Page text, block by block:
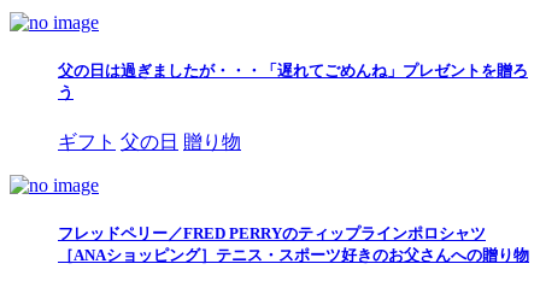
父の日は過ぎましたが・・・「遅れてごめんね」プレゼントを贈ろ
う
ギフト 父の日 贈り物
フレッドペリー／FRED PERRYのティップラインポロシャツ
［ANAショッピング］テニス・スポーツ好きのお父さんへの贈り物